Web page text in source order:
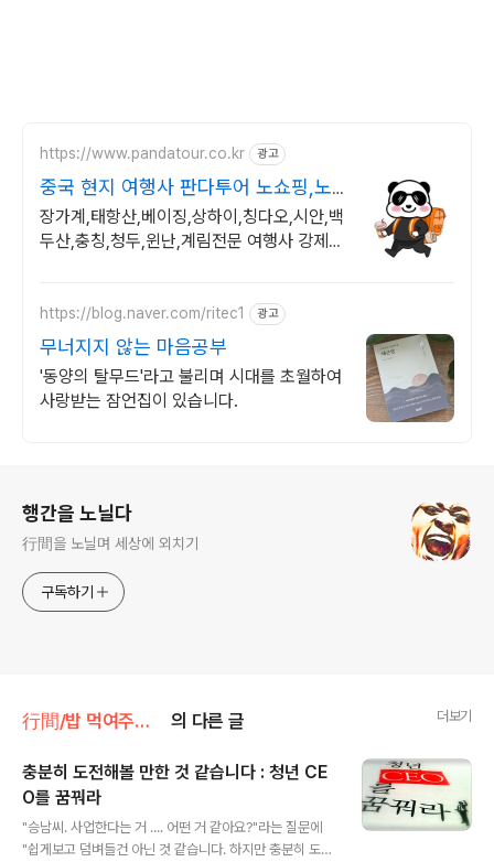
https://www.pandatour.co.kr 광고
중국 현지 여행사 판다투어 노쇼핑,노
옵션,노팁
장가계,태항산,베이징,상하이,칭다오,시안,백
두산,충칭,청두,윈난,계림전문 여행사 강제쇼
https://blog.naver.com/ritec1 광고
무너지지 않는 마음공부
'동양의 탈무드'라고 불리며 시대를 초월하여
사랑받는 잠언집이 있습니다.
행간을 노닐다
行間을 노닐며 세상에 외치기
구독하기
行間/밥 먹여주는 경제경영 의 다른 글 더보기
충분히 도전해볼 만한 것 같습니다 : 청년 CE
O를 꿈꿔라
"승남씨. 사업한다는 거 .... 어떤 거 같아요?"라는 질문에
"쉽게보고 덤벼들건 아닌 것 같습니다. 하지만 충분히 도전